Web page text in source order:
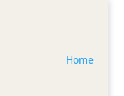
Home